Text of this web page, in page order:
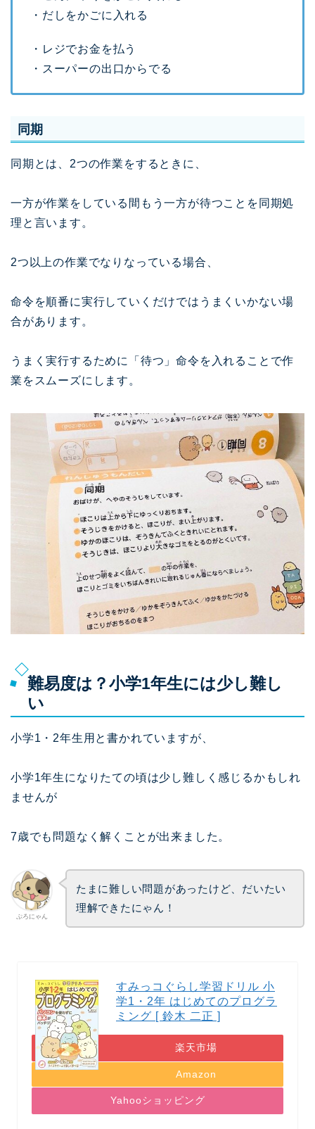
・だしをかごに入れる
・レジでお金を払う
・スーパーの出口からでる
同期
同期とは、2つの作業をするときに、
一方が作業をしている間もう一方が待つことを同期処
理と言います。
2つ以上の作業でなりなっている場合、
命令を順番に実行していくだけではうまくいかない場
合があります。
うまく実行するために「待つ」命令を入れることで作
業をスムーズにします。
難易度は？小学1年生には少し難し
い
小学1・2年生用と書かれていますが、
小学1年生になりたての頃は少し難しく感じるかもしれ
ませんが
7歳でも問題なく解くことが出来ました。
ぷろにゃん
たまに難しい問題があったけど、だいたい
理解できたにゃん！
すみっコぐらし学習ドリル 小
学1・2年 はじめてのプログラ
ミング [ 鈴木 二正 ]
楽天市場
Amazon
Yahooショッピング